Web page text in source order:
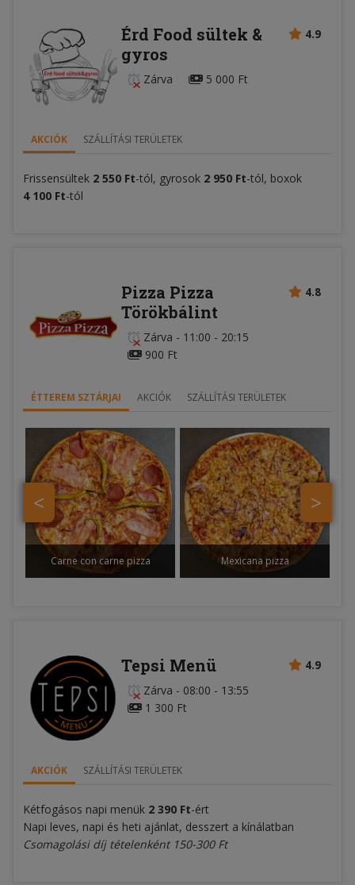
4.9
Érd Food sültek &
gyros
Zárva 5 000 Ft
AKCIÓK SZÁLLÍTÁSI TERÜLETEK
Frissensültek 2 550 Ft-tól, gyrosok 2 950 Ft-tól, boxok
4 100 Ft-tól
4.8
Pizza Pizza
Törökbálint
Zárva - 11:00 - 20:15
900 Ft
ÉTTEREM SZTÁRJAI AKCIÓK SZÁLLÍTÁSI TERÜLETEK
>
<
Carne con carne pizza Mexicana pizza
4.9
Tepsi Menü
Zárva - 08:00 - 13:55
1 300 Ft
AKCIÓK SZÁLLÍTÁSI TERÜLETEK
Kétfogásos napi menük 2 390 Ft-ért
Napi leves, napi és heti ajánlat, desszert a kínálatban
Csomagolási díj tételenként 150-300 Ft